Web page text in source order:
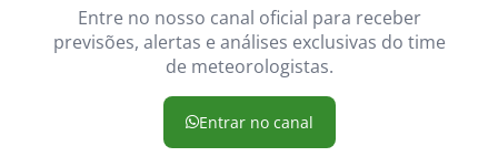
Entre no nosso canal oficial para receber
previsões, alertas e análises exclusivas do time
de meteorologistas.
Entrar no canal